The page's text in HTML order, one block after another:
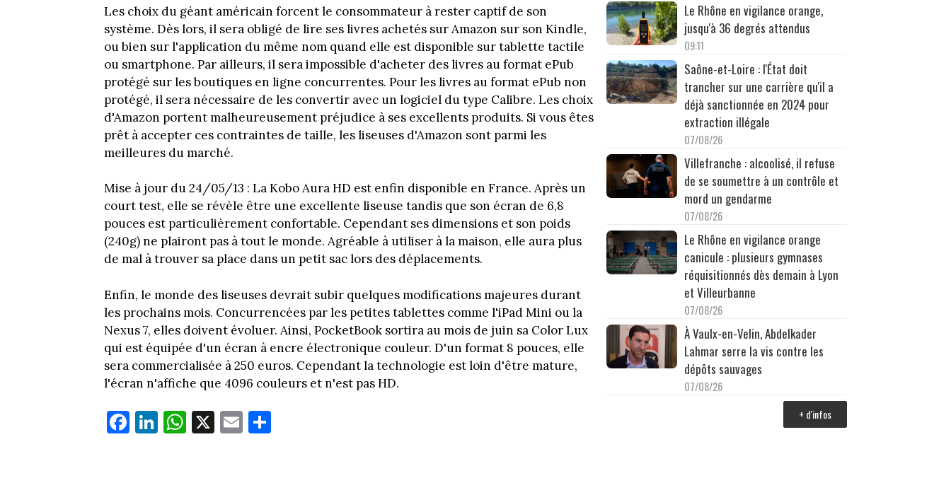
Les choix du géant américain forcent le consommateur à rester captif de son
système. Dès lors, il sera obligé de lire ses livres achetés sur Amazon sur son Kindle,
ou bien sur l'application du même nom quand elle est disponible sur tablette tactile
ou smartphone. Par ailleurs, il sera impossible d'acheter des livres au format ePub
protégé sur les boutiques en ligne concurrentes. Pour les livres au format ePub non
protégé, il sera nécessaire de les convertir avec un logiciel du type Calibre. Les choix
d'Amazon portent malheureusement préjudice à ses excellents produits. Si vous êtes
prêt à accepter ces contraintes de taille, les liseuses d'Amazon sont parmi les
meilleures du marché.
Mise à jour du 24/05/13 : La Kobo Aura HD est enfin disponible en France. Après un
court test, elle se révèle être une excellente liseuse tandis que son écran de 6,8
pouces est particulièrement confortable. Cependant ses dimensions et son poids
(240g) ne plairont pas à tout le monde. Agréable à utiliser à la maison, elle aura plus
de mal à trouver sa place dans un petit sac lors des déplacements.
Enfin, le monde des liseuses devrait subir quelques modifications majeures durant
les prochains mois. Concurrencées par les petites tablettes comme l'iPad Mini ou la
Nexus 7, elles doivent évoluer. Ainsi, PocketBook sortira au mois de juin sa Color Lux
qui est équipée d'un écran à encre électronique couleur. D'un format 8 pouces, elle
sera commercialisée à 250 euros. Cependant la technologie est loin d'être mature,
l'écran n'affiche que 4096 couleurs et n'est pas HD.
Fa
ce
Li
nk
W
ha
X E
m
Le Rhône en vigilance orange,
jusqu'à 36 degrés attendus
09:11
Saône-et-Loire : l'État doit
trancher sur une carrière qu'il a
déjà sanctionnée en 2024 pour
extraction illégale
07/08/26
Villefranche : alcoolisé, il refuse
de se soumettre à un contrôle et
mord un gendarme
07/08/26
Le Rhône en vigilance orange
canicule : plusieurs gymnases
réquisitionnés dès demain à Lyon
et Villeurbanne
07/08/26
À Vaulx-en-Velin, Abdelkader
Lahmar serre la vis contre les
dépôts sauvages
07/08/26
+ d'infos